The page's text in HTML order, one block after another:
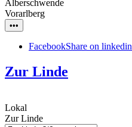
Alberschwende
Vorarlberg
•••
FacebookShare on linkedin
Zur Linde
Lokal
Zur Linde